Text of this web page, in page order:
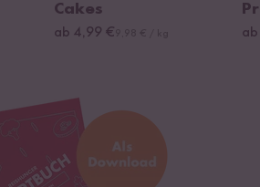
Cakes
ab 4,99 €